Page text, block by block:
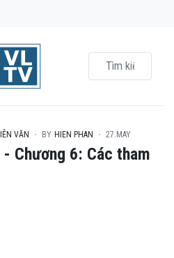
VĂN BY HIEN PHAN 27.MAY
Chương 6: Các tham